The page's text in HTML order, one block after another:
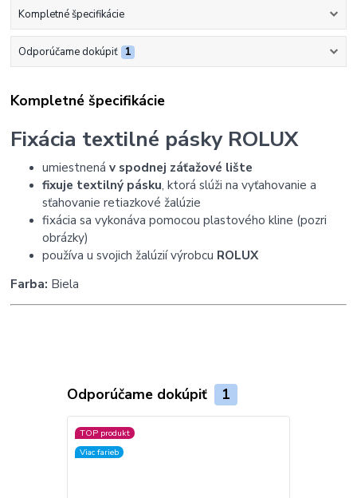
Kompletné špecifikácie
Odporúčame dokúpiť 1
Kompletné špecifikácie
Fixácia textilné pásky ROLUX
umiestnená v spodnej záťažové lište
fixuje textilný pásku, ktorá slúži na vyťahovanie a
sťahovanie retiazkové žalúzie
fixácia sa vykonáva pomocou plastového kline (pozri
obrázky)
používa u svojich žalúzií výrobcu ROLUX
Farba: Biela
Odporúčame dokúpiť 1
TOP produkt
Viac farieb